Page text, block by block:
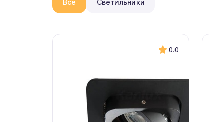
Все Светильники
0.0